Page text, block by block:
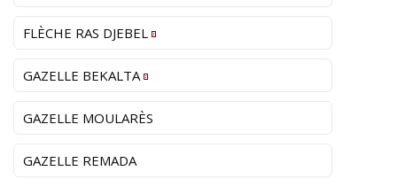
FLÈCHE RAS DJEBEL
GAZELLE BEKALTA
GAZELLE MOULARÈS
GAZELLE REMADA